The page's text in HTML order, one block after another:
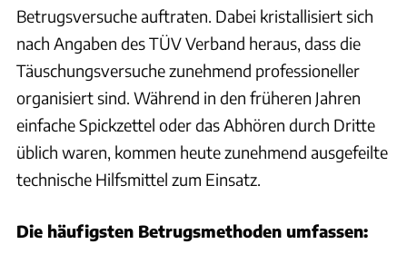
Betrugsversuche auftraten. Dabei kristallisiert sich
nach Angaben des TÜV Verband heraus, dass die
Täuschungsversuche zunehmend professioneller
organisiert sind. Während in den früheren Jahren
einfache Spickzettel oder das Abhören durch Dritte
üblich waren, kommen heute zunehmend ausgefeilte
technische Hilfsmittel zum Einsatz.
Die häufigsten Betrugsmethoden umfassen: